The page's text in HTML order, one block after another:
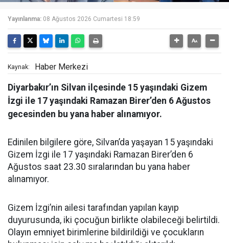
Yayınlanma: 08 Ağustos 2026 Cumartesi 18:59
Kaynak: Haber Merkezi
Diyarbakır’ın Silvan ilçesinde 15 yaşındaki Gizem
İzgi ile 17 yaşındaki Ramazan Birer’den 6 Ağustos
gecesinden bu yana haber alınamıyor.
Edinilen bilgilere göre, Silvan’da yaşayan 15 yaşındaki
Gizem İzgi ile 17 yaşındaki Ramazan Birer’den 6
Ağustos saat 23.30 sıralarından bu yana haber
alınamıyor.
Gizem İzgi’nin ailesi tarafından yapılan kayıp
duyurusunda, iki çocuğun birlikte olabileceği belirtildi.
Olayın emniyet birimlerine bildirildiği ve çocukların